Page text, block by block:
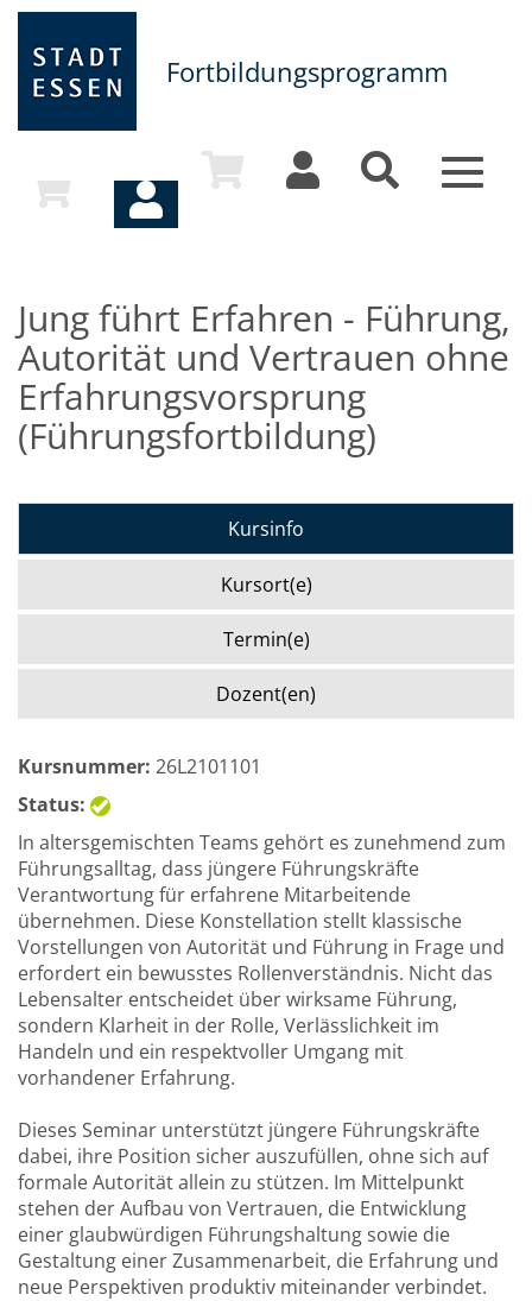
Fortbildungsprogramm
Toggle
Jung führt Erfahren - Führung,
Autorität und Vertrauen ohne
Erfahrungsvorsprung
(Führungsfortbildung)
Kursinfo
Kursort(e)
Termin(e)
Dozent(en)
Kursnummer: 26L2101101
Status:
In altersgemischten Teams gehört es zunehmend zum
Führungsalltag, dass jüngere Führungskräfte
Verantwortung für erfahrene Mitarbeitende
übernehmen. Diese Konstellation stellt klassische
Vorstellungen von Autorität und Führung in Frage und
erfordert ein bewusstes Rollenverständnis. Nicht das
Lebensalter entscheidet über wirksame Führung,
sondern Klarheit in der Rolle, Verlässlichkeit im
Handeln und ein respektvoller Umgang mit
vorhandener Erfahrung.
Dieses Seminar unterstützt jüngere Führungskräfte
dabei, ihre Position sicher auszufüllen, ohne sich auf
formale Autorität allein zu stützen. Im Mittelpunkt
stehen der Aufbau von Vertrauen, die Entwicklung
einer glaubwürdigen Führungshaltung sowie die
Gestaltung einer Zusammenarbeit, die Erfahrung und
neue Perspektiven produktiv miteinander verbindet.